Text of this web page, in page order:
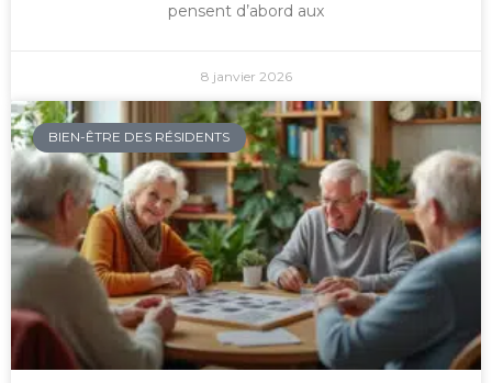
pensent d’abord aux
8 janvier 2026
BIEN-ÊTRE DES RÉSIDENTS